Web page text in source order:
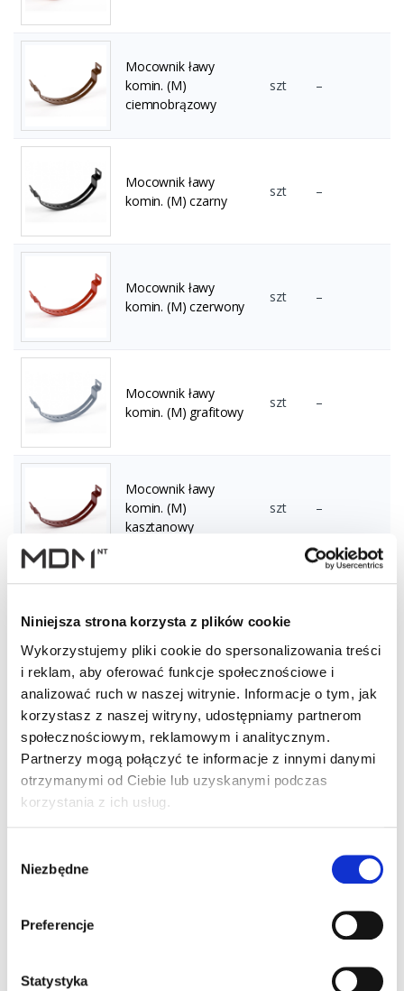
Niniejsza strona korzysta z plików cookie
Wykorzystujemy pliki cookie do spersonalizowania treści
i reklam, aby oferować funkcje społecznościowe i
analizować ruch w naszej witrynie. Informacje o tym, jak
korzystasz z naszej witryny, udostępniamy partnerom
społecznościowym, reklamowym i analitycznym.
Partnerzy mogą połączyć te informacje z innymi danymi
otrzymanymi od Ciebie lub uzyskanymi podczas
korzystania z ich usług.
zgody
Niezbędne
Preferencje
Statystyka
Mocownik ławy
komin. (M)
ciemnobrązowy
szt –
Mocownik ławy
komin. (M) czarny
szt –
Mocownik ławy
komin. (M) czerwony
szt –
Mocownik ławy
komin. (M) grafitowy
szt –
Mocownik ławy
komin. (M)
kasztanowy
szt –
komin. (M)
szt
Wspornik ławy komin.
FALZ RAL 6020
szt –
Wspornik ławy komin.